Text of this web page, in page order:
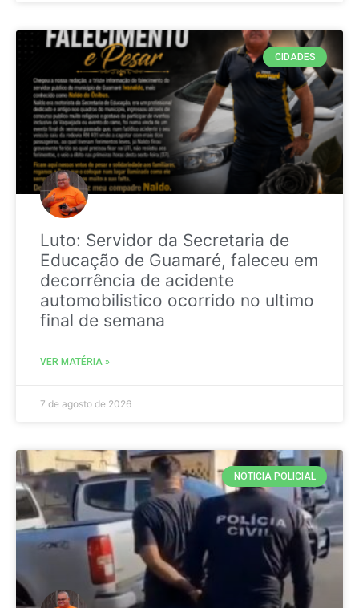
CIDADES
Luto: Servidor da Secretaria de
Educação de Guamaré, faleceu em
decorrência de acidente
automobilistico ocorrido no ultimo
final de semana
VER MATÉRIA »
7 de agosto de 2026
NOTICIA POLICIAL